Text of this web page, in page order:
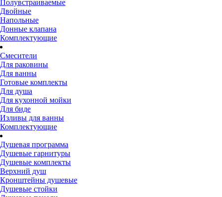
Полувстраиваемые
Двойные
Напольные
Донные клапана
Комплектующие
Смесители
Для раковины
Для ванны
Готовые комплекты
Для душа
Для кухонной мойки
Для биде
Изливы для ванны
Комплектующие
Душевая программа
Душевые гарнитуры
Душевые комплекты
Верхний душ
Кронштейны душевые
Душевые стойки